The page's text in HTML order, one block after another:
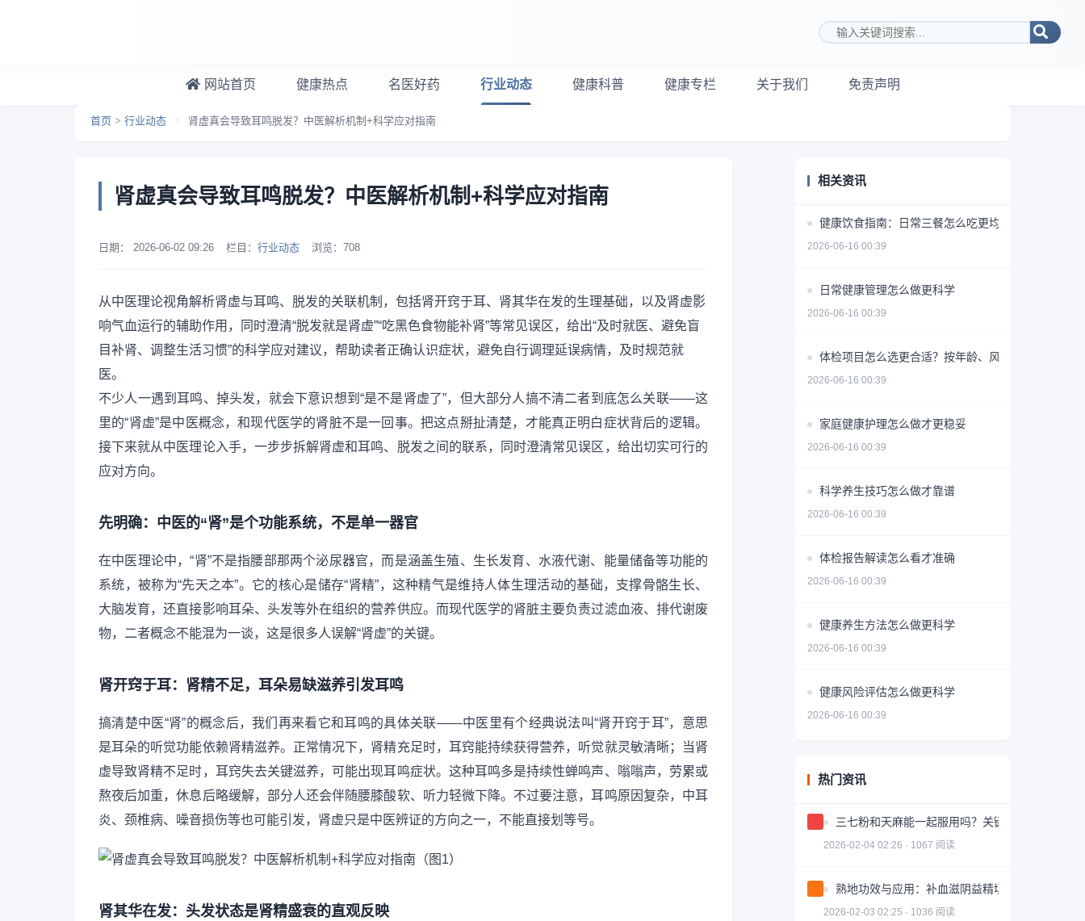
搜索关键词
网站首页 健康热点 名医好药 行业动态 健康科普 健康专栏 关于我们 免责声明
首页 > 行业动态 > 肾虚真会导致耳鸣脱发？中医解析机制+科学应对指南
肾虚真会导致耳鸣脱发？中医解析机制+科学应对指南
日期： 2026-06-02 09:26 栏目： 行业动态 浏览： 708
从中医理论视角解析肾虚与耳鸣、脱发的关联机制，包括肾开窍于耳、肾其华在发的生理基础，以及肾虚影
响气血运行的辅助作用，同时澄清“脱发就是肾虚”“吃黑色食物能补肾”等常见误区，给出“及时就医、避免盲
目补肾、调整生活习惯”的科学应对建议，帮助读者正确认识症状，避免自行调理延误病情，及时规范就
医。
不少人一遇到耳鸣、掉头发，就会下意识想到“是不是肾虚了”，但大部分人搞不清二者到底怎么关联——这
里的“肾虚”是中医概念，和现代医学的肾脏不是一回事。把这点掰扯清楚，才能真正明白症状背后的逻辑。
接下来就从中医理论入手，一步步拆解肾虚和耳鸣、脱发之间的联系，同时澄清常见误区，给出切实可行的
应对方向。
先明确：中医的“肾”是个功能系统，不是单一器官
在中医理论中，“肾”不是指腰部那两个泌尿器官，而是涵盖生殖、生长发育、水液代谢、能量储备等功能的
系统，被称为“先天之本”。它的核心是储存“肾精”，这种精气是维持人体生理活动的基础，支撑骨骼生长、
大脑发育，还直接影响耳朵、头发等外在组织的营养供应。而现代医学的肾脏主要负责过滤血液、排代谢废
物，二者概念不能混为一谈，这是很多人误解“肾虚”的关键。
肾开窍于耳：肾精不足，耳朵易缺滋养引发耳鸣
搞清楚中医“肾”的概念后，我们再来看它和耳鸣的具体关联——中医里有个经典说法叫“肾开窍于耳”，意思
是耳朵的听觉功能依赖肾精滋养。正常情况下，肾精充足时，耳窍能持续获得营养，听觉就灵敏清晰；当肾
虚导致肾精不足时，耳窍失去关键滋养，可能出现耳鸣症状。这种耳鸣多是持续性蝉鸣声、嗡嗡声，劳累或
熬夜后加重，休息后略缓解，部分人还会伴随腰膝酸软、听力轻微下降。不过要注意，耳鸣原因复杂，中耳
炎、颈椎病、噪音损伤等也可能引发，肾虚只是中医辨证的方向之一，不能直接划等号。
肾其华在发：头发状态是肾精盛衰的直观反映
相关资讯
健康饮食指南：日常三餐怎么吃更均衡
2026-06-16 00:39
日常健康管理怎么做更科学
2026-06-16 00:39
体检项目怎么选更合适？按年龄、风险和需求做判断
2026-06-16 00:39
家庭健康护理怎么做才更稳妥
2026-06-16 00:39
科学养生技巧怎么做才靠谱
2026-06-16 00:39
体检报告解读怎么看才准确
2026-06-16 00:39
健康养生方法怎么做更科学
2026-06-16 00:39
健康风险评估怎么做更科学
2026-06-16 00:39
热门资讯
三七粉和天麻能一起服用吗？关键问题解答
2026-02-04 02:26 · 1067 阅读
熟地功效与应用：补血滋阴益精填髓的中药详解
2026-02-03 02:25 · 1036 阅读